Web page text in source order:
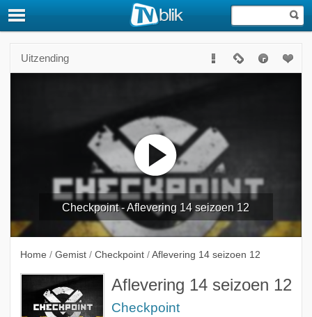
Uitzending
Checkpoint - Aflevering 14 seizoen 12
Home / Gemist / Checkpoint / Aflevering 14 seizoen 12
Aflevering 14 seizoen 12
Checkpoint